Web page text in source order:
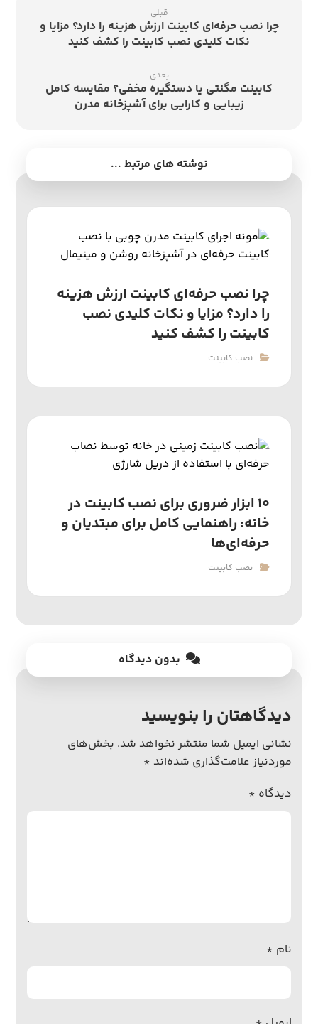
قبلی
چرا نصب حرفه‌ای کابینت ارزش هزینه را دارد؟ مزایا و
نکات کلیدی نصب کابینت را کشف کنید
بعدی
کابینت مگنتی یا دستگیره مخفی؟ مقایسه کامل
زیبایی و کارایی برای آشپزخانه مدرن
نوشته های مرتبط ...
چرا نصب حرفه‌ای کابینت ارزش هزینه
را دارد؟ مزایا و نکات کلیدی نصب
کابینت را کشف کنید
نصب کابینت
۱۰ ابزار ضروری برای نصب کابینت در
خانه: راهنمایی کامل برای مبتدیان و
حرفه‌ای‌ها
نصب کابینت
بدون دیدگاه
دیدگاهتان را بنویسید
نشانی ایمیل شما منتشر نخواهد شد. بخش‌های
موردنیاز علامت‌گذاری شده‌اند *
دیدگاه *
نام *